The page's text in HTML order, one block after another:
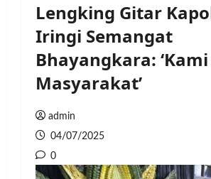
Lengking Gitar
Iringi Semangat
Bhayangkara:
Masyarakat’
admin
04/07/2025
0